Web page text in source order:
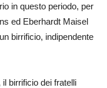
in questo periodo, per
ed Eberhardt Maisel
birrificio, indipendente
il birrificio dei fratelli